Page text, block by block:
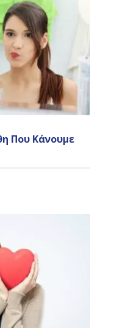
Που Κάνουμε